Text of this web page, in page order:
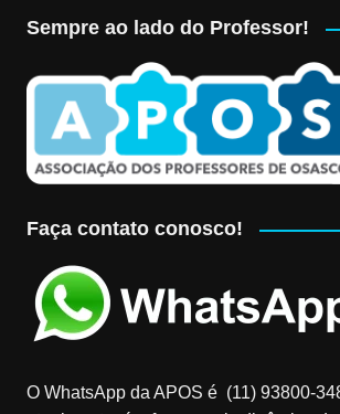
Sempre ao lado do Professor!
Faça contato conosco!
O WhatsApp da APOS é (11) 93800-